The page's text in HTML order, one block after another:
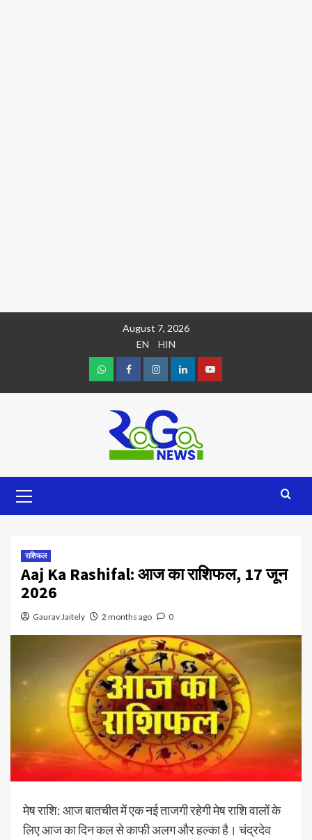
August 7, 2026
EN
HIN
राशिफल
Aaj Ka Rashifal: आज का राशिफल, 17 जून
2026
Gaurav Jaitely 2 months ago 0
मेष राशि: आज बातचीत में एक नई ताजगी रहेगी मेष राशि वालों के
लिए आज का दिन कल से काफी अलग और हल्का है। चंद्रदेव